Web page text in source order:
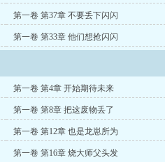
第一卷 第37章 不要丢下闪闪
第一卷 第33章 他们想抢闪闪
第一卷 第4章 开始期待未来
第一卷 第8章 把这废物丢了
第一卷 第12章 也是龙崽所为
第一卷 第16章 烧大师父头发